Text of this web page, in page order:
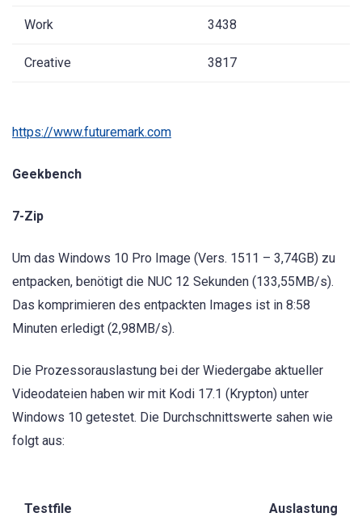
Work 3438
Creative 3817
https://www.futuremark.com
Geekbench
7-Zip
Um das Windows 10 Pro Image (Vers. 1511 – 3,74GB) zu
entpacken, benötigt die NUC 12 Sekunden (133,55MB/s).
Das komprimieren des entpackten Images ist in 8:58
Minuten erledigt (2,98MB/s).
Die Prozessorauslastung bei der Wiedergabe aktueller
Videodateien haben wir mit Kodi 17.1 (Krypton) unter
Windows 10 getestet. Die Durchschnittswerte sahen wie
folgt aus:
Testfile Auslastung